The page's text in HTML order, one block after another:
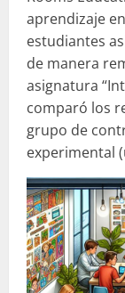
aprendizaje
estudiantes
de manera
asignatura
comparó los
grupo de
experimental